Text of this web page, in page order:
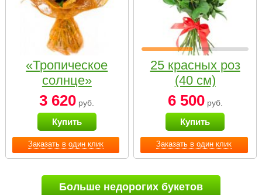
Заказать в один клик
«Тропическое
солнце»
3 620 руб.
Купить
Заказать в один клик
25 красных роз
(40 см)
6 500руб.
Купить
Больше недорогих букетов